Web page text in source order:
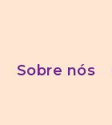
Sobre nós